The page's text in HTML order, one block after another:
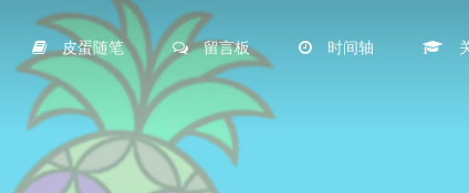
皮蛋随笔 留言板 时间轴